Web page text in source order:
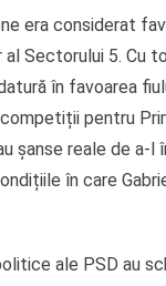
era considerat
al Sectorului 5. Cu
în favoarea
pentru
șanse reale de a-l
în care
ale PSD au